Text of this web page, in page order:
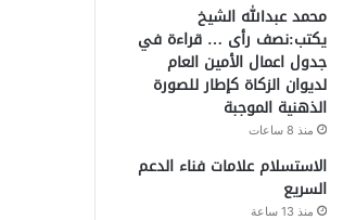
محمد عبدالله الشيخ
يكتب:نصف رأى … قراءة في
جدول اعمال الأمين العام
لديوان الزكاة كإطار للصورة
الذهنية الموجبة
منذ 8 ساعات
الاستسلام علامات فناء الدعم
السريع
منذ 13 ساعة